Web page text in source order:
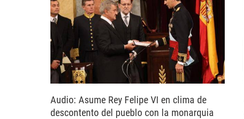
Audio: Asume Rey Felipe VI en clima de
descontento del pueblo con la monarquia